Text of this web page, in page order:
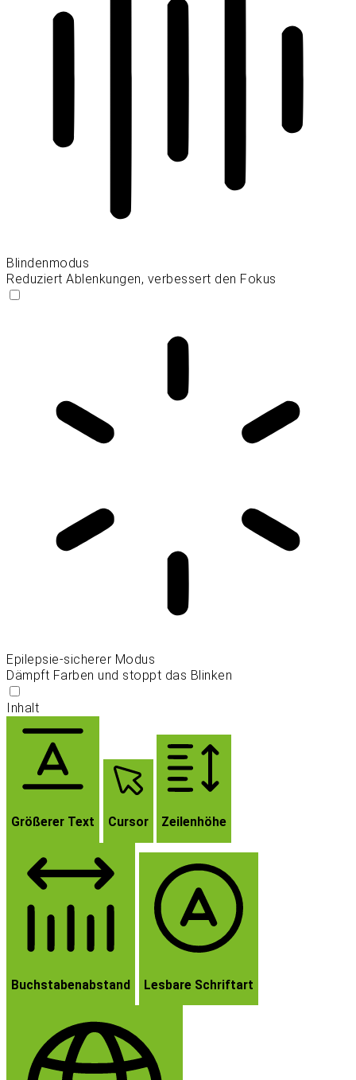
Blindenmodus
Reduziert Ablenkungen, verbessert den Fokus
Epilepsie-sicherer Modus
Dämpft Farben und stoppt das Blinken
Inhalt
Größerer Text Cursor Zeilenhöhe
Buchstabenabstand Lesbare Schriftart